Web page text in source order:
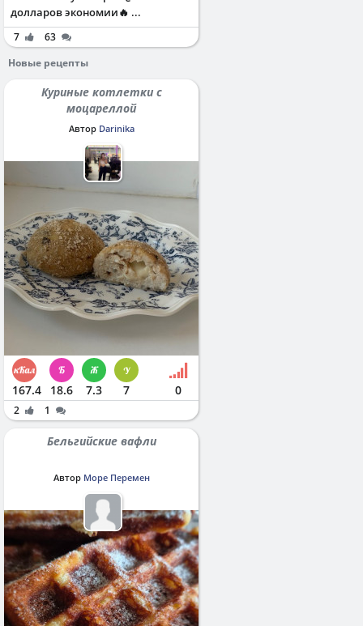
долларов экономии🔥 ...
7
63
Новые рецепты
Куриные котлетки с
моцареллой
Автор Darinika
167.4 18.6 7.3 7 0
2 1
Бельгийские вафли
Автор Море Перемен